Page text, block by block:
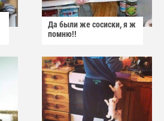
Да были же сосиски, я ж
помню!!